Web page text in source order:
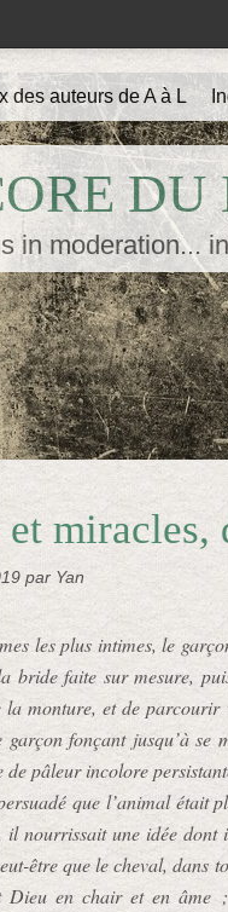
DU
in moderation...
des auteurs de A à L
et miracles,
par Yan
les plus intimes, le
bride faite sur mesure,
la monture, et de
fonçant jusqu’à se
pâleur incolore
que l’animal était
nourrissait une idée dont
être que le cheval, dans
Dieu en chair et en âme